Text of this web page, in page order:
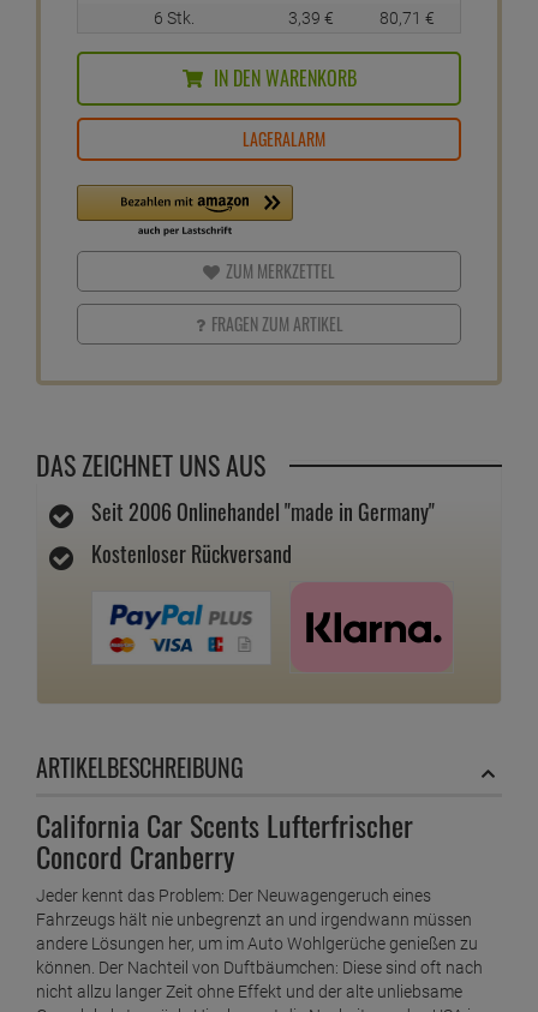
6 Stk.
3, 39 € 80, 71 €
IN DEN WARENKORB
LAGERALARM
ZUM MERKZETTEL
FRAGEN ZUM ARTIKEL
DAS ZEICHNET UNS AUS
Seit 2006 Onlinehandel "made in Germany"
Kostenloser Rückversand
ARTIKELBESCHREIBUNG
California Car Scents Lufterfrischer
Concord Cranberry
Jeder kennt das Problem: Der Neuwagengeruch eines
Fahrzeugs hält nie unbegrenzt an und irgendwann müssen
andere Lösungen her, um im Auto Wohlgerüche genießen zu
können. Der Nachteil von Duftbäumchen: Diese sind oft nach
nicht allzu langer Zeit ohne Effekt und der alte unliebsame